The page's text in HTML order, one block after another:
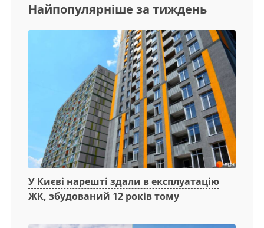
Найпопулярніше за тиждень
У Києві нарешті здали в експлуатацію
ЖК, збудований 12 років тому